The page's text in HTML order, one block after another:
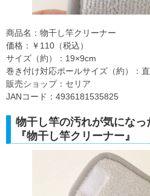
商品名：物干し竿クリーナー
価格：￥110（税込）
サイズ（約）：19×9cm
巻き付け対応ポールサイズ（約）：
販売ショップ：セリア
JANコード：4936181535825
物干し竿の汚れが気にな
『物干し竿クリーナー』